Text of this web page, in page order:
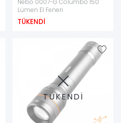
Nebo 0007-G Columbo 150
Lümen El Feneri
TÜKENDİ
TÜKENDİ